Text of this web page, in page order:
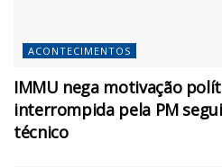
ACONTECIMENTOS
IMMU nega motivação
interrompida pela PM
técnico